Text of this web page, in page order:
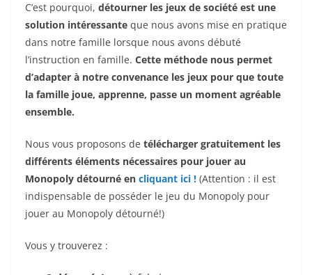
C’est pourquoi, détourner les jeux de société est une
solution intéressante que nous avons mise en pratique
dans notre famille lorsque nous avons débuté
l’instruction en famille. Cette méthode nous permet
d’adapter à notre convenance les jeux pour que toute
la famille joue, apprenne, passe un moment agréable
ensemble.
Nous vous proposons de télécharger gratuitement les
différents éléments nécessaires pour jouer au
Monopoly détourné en cliquant ici ! (Attention : il est
indispensable de posséder le jeu du Monopoly pour
jouer au Monopoly détourné!)
Vous y trouverez :